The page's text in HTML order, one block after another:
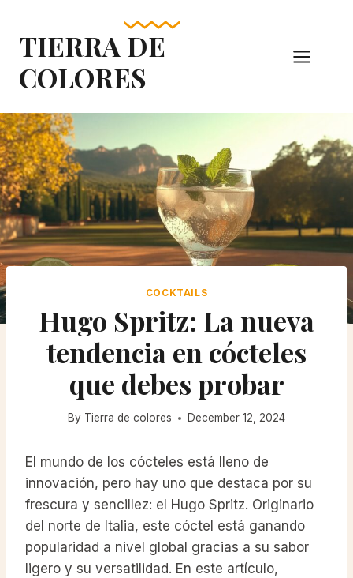
content
TIERRA DE
COLORES
COCKTAILS
Hugo Spritz: La nueva
tendencia en cócteles
que debes probar
By Tierra de colores December 12, 2024
El mundo de los cócteles está lleno de
innovación, pero hay uno que destaca por su
frescura y sencillez: el Hugo Spritz. Originario
del norte de Italia, este cóctel está ganando
popularidad a nivel global gracias a su sabor
ligero y su versatilidad. En este artículo,